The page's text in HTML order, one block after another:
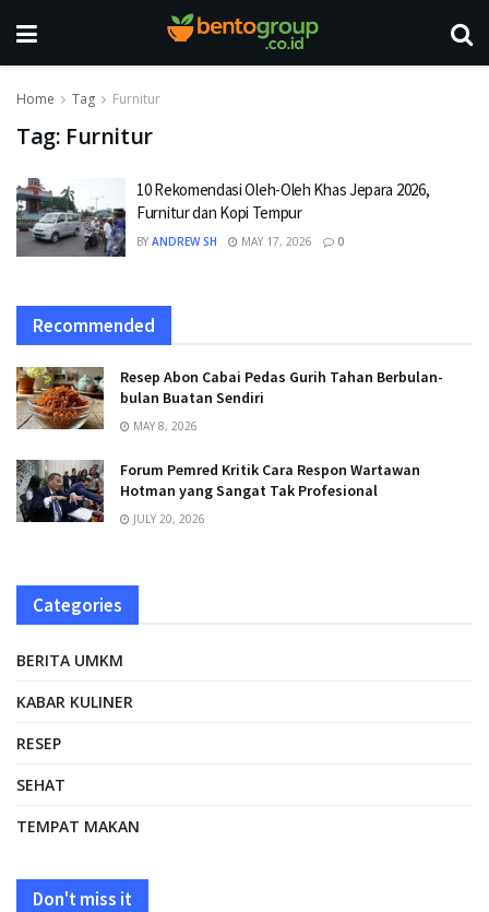
Home Tag Furnitur
Tag: Furnitur
10 Rekomendasi Oleh-Oleh Khas Jepara 2026,
Furnitur dan Kopi Tempur
BY ANDREW SH MAY 17, 2026 0
Recommended
Resep Abon Cabai Pedas Gurih Tahan Berbulan-
bulan Buatan Sendiri
MAY 8, 2026
Forum Pemred Kritik Cara Respon Wartawan
Hotman yang Sangat Tak Profesional
JULY 20, 2026
Categories
BERITA UMKM
KABAR KULINER
RESEP
SEHAT
TEMPAT MAKAN
Don't miss it